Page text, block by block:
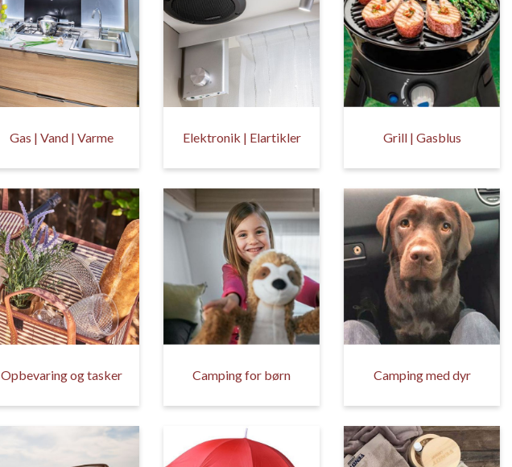
Gas | Vand | Varme Elektronik | Elartikler Grill | Gasblus
Opbevaring og tasker Camping for børn Camping med dyr